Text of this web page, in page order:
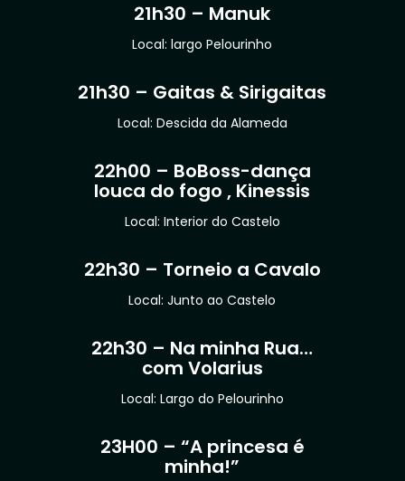
21h30 – Manuk
Local: largo Pelourinho
21h30 – Gaitas & Sirigaitas
Local: Descida da Alameda
22h00 – BoBoss-dança
louca do fogo , Kinessis
Local: Interior do Castelo
22h30 – Torneio a Cavalo
Local: Junto ao Castelo
22h30 – Na minha Rua…
com Volarius
Local: Largo do Pelourinho
23H00 – “A princesa é
minha!”